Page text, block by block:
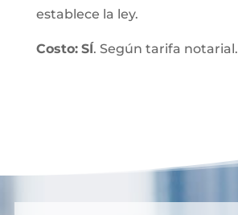
establece la ley.
Costo: SÍ. Según tarifa notarial.